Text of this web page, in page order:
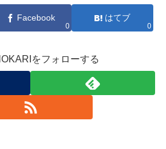
Facebook
0
はてブ
0
をフォローする